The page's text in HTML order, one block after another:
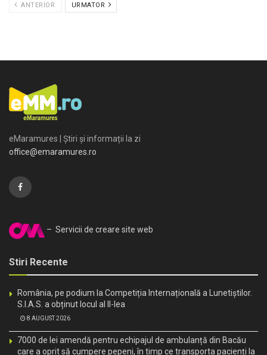
ANTERIOR URMATOR
eMaramures | Știri și informații la zi
office@emaramures.ro
– Servicii de creare site web
Stiri Recente
România, pe podium la Competiția Internațională a Lunetiștilor.
S.I.A.S. a obținut locul al II-lea
8 AUGUST 2026
7000 de lei amendă pentru echipajul de ambulanță din Bacău
care a oprit să cumpere pepeni, în timp ce transporta pacienți la